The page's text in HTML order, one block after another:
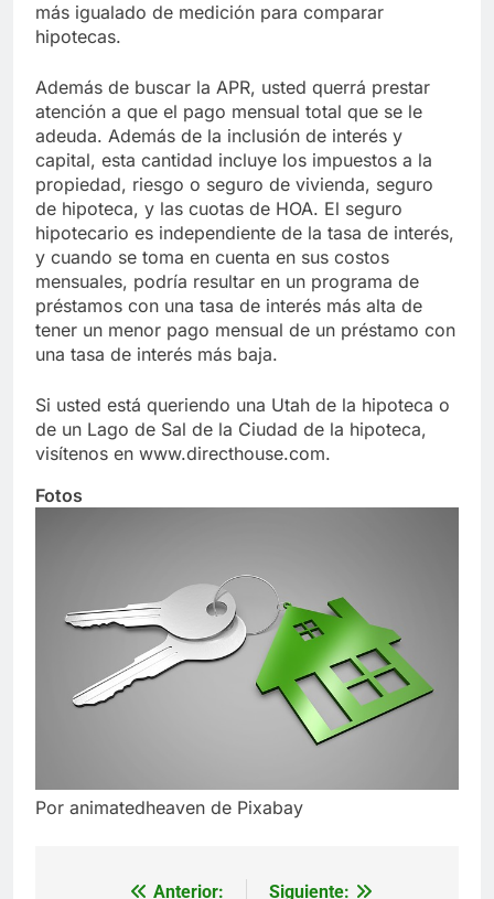
más igualado de medición para comparar
hipotecas.
Además de buscar la APR, usted querrá prestar
atención a que el pago mensual total que se le
adeuda. Además de la inclusión de interés y
capital, esta cantidad incluye los impuestos a la
propiedad, riesgo o seguro de vivienda, seguro
de hipoteca, y las cuotas de HOA. El seguro
hipotecario es independiente de la tasa de interés,
y cuando se toma en cuenta en sus costos
mensuales, podría resultar en un programa de
préstamos con una tasa de interés más alta de
tener un menor pago mensual de un préstamo con
una tasa de interés más baja.
Si usted está queriendo una Utah de la hipoteca o
de un Lago de Sal de la Ciudad de la hipoteca,
visítenos en www.directhouse.com.
Fotos
Por animatedheaven de Pixabay
Anterior: Siguiente: